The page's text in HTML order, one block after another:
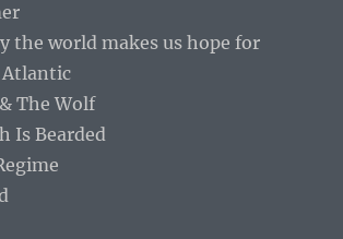
the world makes us hope for
Atlantic
The Wolf
Is Bearded